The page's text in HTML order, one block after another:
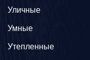
Уличные
Умные
Утепленные